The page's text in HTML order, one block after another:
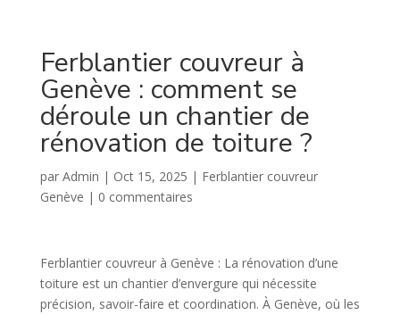
Ferblantier couvreur à
Genève : comment se
déroule un chantier de
rénovation de toiture ?
par Admin | Oct 15, 2025 | Ferblantier couvreur
Genève | 0 commentaires
Ferblantier couvreur à Genève : La rénovation d’une
toiture est un chantier d’envergure qui nécessite
précision, savoir-faire et coordination. À Genève, où les